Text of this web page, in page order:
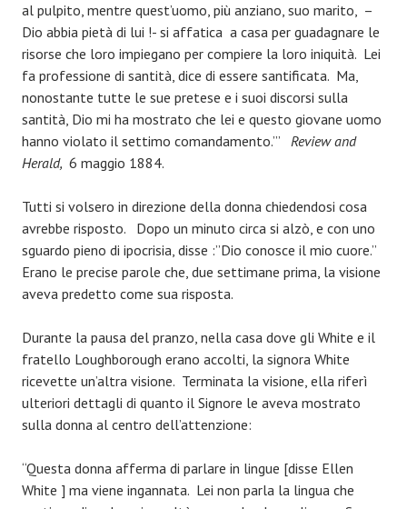
al pulpito, mentre quest’uomo, più anziano, suo marito, –
Dio abbia pietà di lui !- si affatica a casa per guadagnare le
risorse che loro impiegano per compiere la loro iniquità. Lei
fa professione di santità, dice di essere santificata. Ma,
nonostante tutte le sue pretese e i suoi discorsi sulla
santità, Dio mi ha mostrato che lei e questo giovane uomo
hanno violato il settimo comandamento.’” Review and
Herald, 6 maggio 1884.
Tutti si volsero in direzione della donna chiedendosi cosa
avrebbe risposto. Dopo un minuto circa si alzò, e con uno
sguardo pieno di ipocrisia, disse :”Dio conosce il mio cuore.”
Erano le precise parole che, due settimane prima, la visione
aveva predetto come sua risposta.
Durante la pausa del pranzo, nella casa dove gli White e il
fratello Loughborough erano accolti, la signora White
ricevette un’altra visione. Terminata la visione, ella riferì
ulteriori dettagli di quanto il Signore le aveva mostrato
sulla donna al centro dell’attenzione:
“Questa donna afferma di parlare in lingue [disse Ellen
White ] ma viene ingannata. Lei non parla la lingua che